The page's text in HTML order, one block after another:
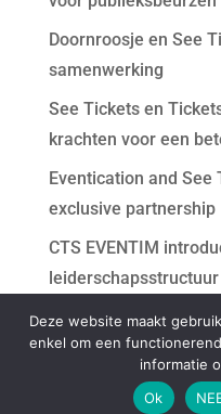
Doornroosje en See
samenwerking
See Tickets en
krachten voor een
Eventication and
exclusive partnership
CTS EVENTIM
leiderschapsstructuur
Recent Comments
Deze website maakt
enkel om een
informatie
Ok